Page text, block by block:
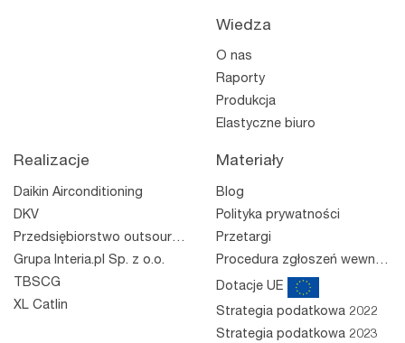
Wiedza
O nas
Raporty
Produkcja
Elastyczne biuro
Realizacje
Daikin Airconditioning
DKV
Przedsiębiorstwo outsourcingowe
Grupa Interia.pl Sp. z o.o.
TBSCG
XL Catlin
Materiały
Blog
Polityka prywatności
Przetargi
Procedura zgłoszeń wewnętrznych
Dotacje UE
Strategia podatkowa 2022
Strategia podatkowa 2023